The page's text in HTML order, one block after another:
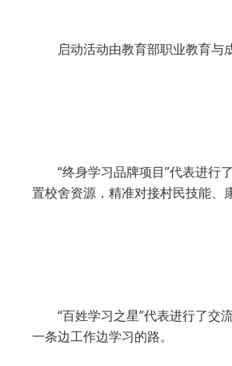
启动活动由教育部职业教育与成
“终身学习品牌项目”代表进行了
置校舍资源，精准对接村民技能、
“百姓学习之星”代表进行了交流
一条边工作边学习的路。